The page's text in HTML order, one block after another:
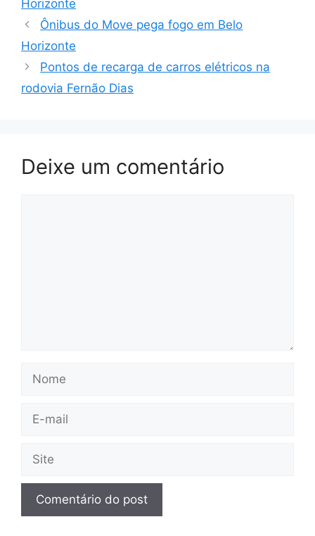
Horizonte
Ônibus do Move pega fogo em Belo
Horizonte
Pontos de recarga de carros elétricos na
rodovia Fernão Dias
Deixe um comentário
Nome
Site